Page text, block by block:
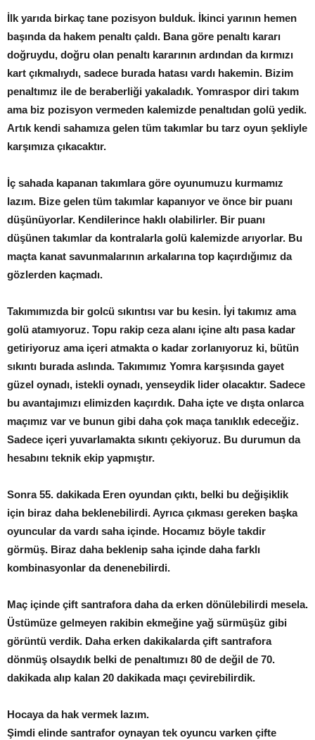
İlk yarıda birkaç tane pozisyon bulduk. İkinci yarının hemen
başında da hakem penaltı çaldı. Bana göre penaltı kararı
doğruydu, doğru olan penaltı kararının ardından da kırmızı
kart çıkmalıydı, sadece burada hatası vardı hakemin. Bizim
penaltımız ile de beraberliği yakaladık. Yomraspor diri takım
ama biz pozisyon vermeden kalemizde penaltıdan golü yedik.
Artık kendi sahamıza gelen tüm takımlar bu tarz oyun şekliyle
karşımıza çıkacaktır.
İç sahada kapanan takımlara göre oyunumuzu kurmamız
lazım. Bize gelen tüm takımlar kapanıyor ve önce bir puanı
düşünüyorlar. Kendilerince haklı olabilirler. Bir puanı
düşünen takımlar da kontralarla golü kalemizde arıyorlar. Bu
maçta kanat savunmalarının arkalarına top kaçırdığımız da
gözlerden kaçmadı.
Takımımızda bir golcü sıkıntısı var bu kesin. İyi takımız ama
golü atamıyoruz. Topu rakip ceza alanı içine altı pasa kadar
getiriyoruz ama içeri atmakta o kadar zorlanıyoruz ki, bütün
sıkıntı burada aslında. Takımımız Yomra karşısında gayet
güzel oynadı, istekli oynadı, yenseydik lider olacaktır. Sadece
bu avantajımızı elimizden kaçırdık. Daha içte ve dışta onlarca
maçımız var ve bunun gibi daha çok maça tanıklık edeceğiz.
Sadece içeri yuvarlamakta sıkıntı çekiyoruz. Bu durumun da
hesabını teknik ekip yapmıştır.
Sonra 55. dakikada Eren oyundan çıktı, belki bu değişiklik
için biraz daha beklenebilirdi. Ayrıca çıkması gereken başka
oyuncular da vardı saha içinde. Hocamız böyle takdir
görmüş. Biraz daha beklenip saha içinde daha farklı
kombinasyonlar da denenebilirdi.
Maç içinde çift santrafora daha da erken dönülebilirdi mesela.
Üstümüze gelmeyen rakibin ekmeğine yağ sürmüşüz gibi
görüntü verdik. Daha erken dakikalarda çift santrafora
dönmüş olsaydık belki de penaltımızı 80 de değil de 70.
dakikada alıp kalan 20 dakikada maçı çevirebilirdik.
Hocaya da hak vermek lazım.
Şimdi elinde santrafor oynayan tek oyuncu varken çifte